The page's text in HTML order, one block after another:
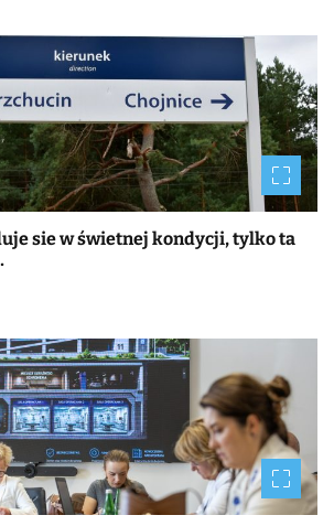
sie w świetnej kondycji, tylko ta